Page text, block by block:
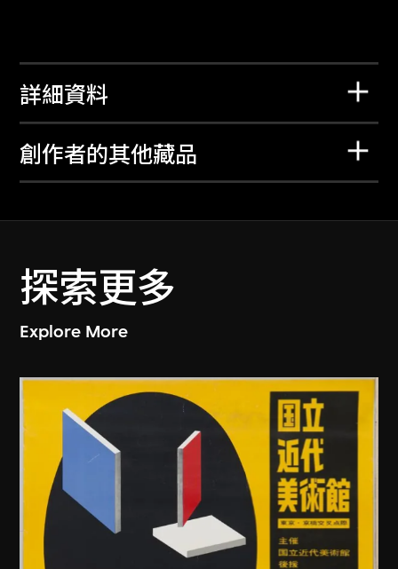
詳細資料
創作者的其他藏品
探索更多
Explore More